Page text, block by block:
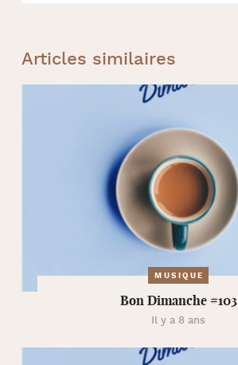
Articles similaires
MUSIQUE
Bon Dimanche #103
Il y a 8 ans